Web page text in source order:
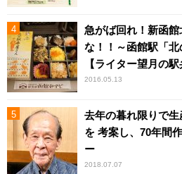
急がば回れ！新函
な！！～函館駅「
【ライター望月の駅
2016.05.13
去年の暮れ限りで生
を 考案し、70年間
ー
2018.07.07